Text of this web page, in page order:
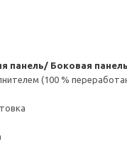
панель/ Боковая
(100 %